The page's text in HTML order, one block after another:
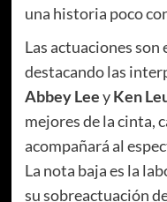
una historia poco
Las actuaciones son
destacando las
Abbey LeeyKen
mejores de la cinta,
acompañará al
La nota baja es la
su sobreactuación